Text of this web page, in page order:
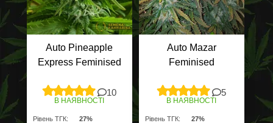
Auto Pineapple
Express Feminised
10
В НАЯВНОСТІ
Рівень ТГК:
27%
Auto Mazar
Feminised
5
В НАЯВНОСТІ
Рівень ТГК:
27%